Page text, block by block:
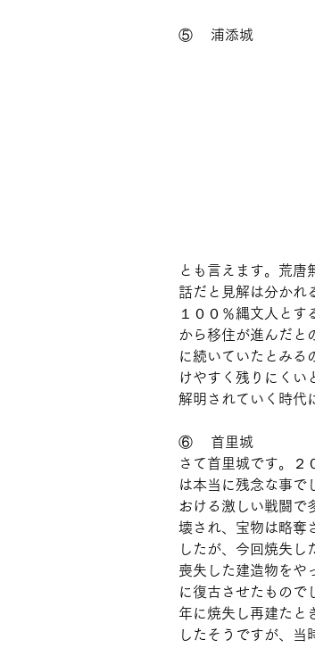
⑤    浦添城
とも言えます。荒唐
話だと見解は分かれ
１００％縄文人とす
から移住が進んだと
に続いていたとみる
けやすく残りにくい
解明されていく時代
⑥    首里城
さて首里城です。２
は本当に残念な事で
おける激しい戦闘で
壊され、宝物は略奪
したが、今回焼失し
喪失した建造物をや
に復古させたもので
年に焼失し再建たと
したそうですが、当